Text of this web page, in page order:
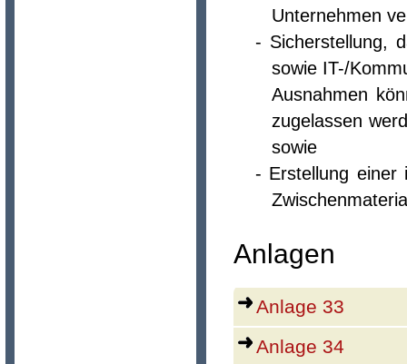
Unternehmen
- Sicherstellung,
sowie IT-/
Ausnahmen
zugelassen
sowie
- Erstellung einer
Anlagen
Anlage 33
Anlage 34